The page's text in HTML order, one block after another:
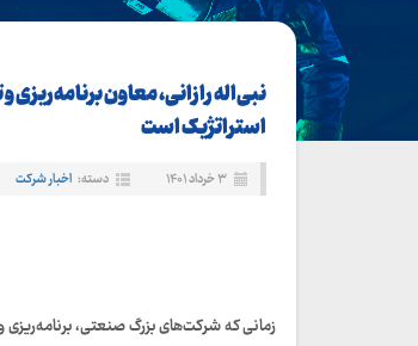
نبی‌اله رازانی، معاون
استراتژیک است
۳ خرداد ۱۴۰۱ دسته: اخبار شرکت
زمانی که شرکت‌های بزرگ صنعتی،